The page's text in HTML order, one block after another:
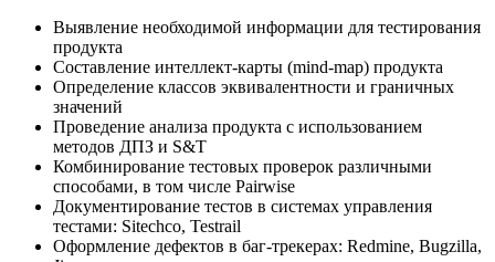
Выявление необходимой информации для тестирования
продукта
Составление интеллект-карты (mind-map) продукта
Определение классов эквивалентности и граничных
значений
Проведение анализа продукта с использованием
методов ДПЗ и S&T
Комбинирование тестовых проверок различными
способами, в том числе Pairwise
Документирование тестов в системах управления
тестами: Sitechсo, Testrail
Оформление дефектов в баг-трекерах: Redmine, Bugzilla,